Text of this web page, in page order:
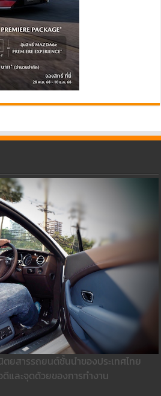
ยสารรถยนต์ชั้นนำของประเทศไทย
และจุดด้วยของการทำงาน